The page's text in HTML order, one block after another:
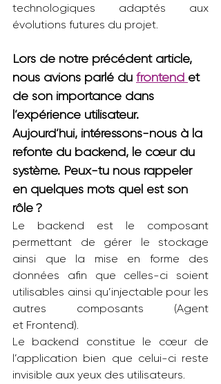
technologiques adaptés aux
évolutions futures du projet.
Lors de notre précédent article,
nous avions parlé du frontend et
de son importance dans
l’expérience utilisateur.
Aujourd’hui, intéressons-nous à la
refonte du backend, le cœur du
système. Peux-tu nous rappeler
en quelques mots quel est son
rôle ?
Le backend est le composant
permettant de gérer le stockage
ainsi que la mise en forme des
données afin que celles-ci soient
utilisables ainsi qu’injectable pour les
autres composants (Agent
et Frontend).
Le backend constitue le cœur de
l’application bien que celui-ci reste
invisible aux yeux des utilisateurs.